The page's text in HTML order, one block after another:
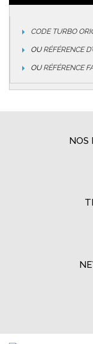
CODE TURBO
OURÉFÉRENCE
OURÉFÉRENCE
NOS